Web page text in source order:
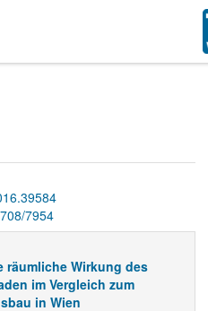
7954
räumliche Wirkung des
im Vergleich zum
in Wien